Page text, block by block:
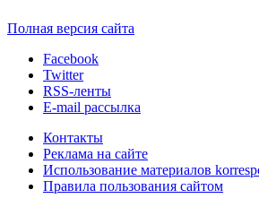
Полная версия сайта
Facebook
Twitter
RSS-ленты
E-mail рассылка
Контакты
Реклама на сайте
Использование материалов
Правила пользования сайтом